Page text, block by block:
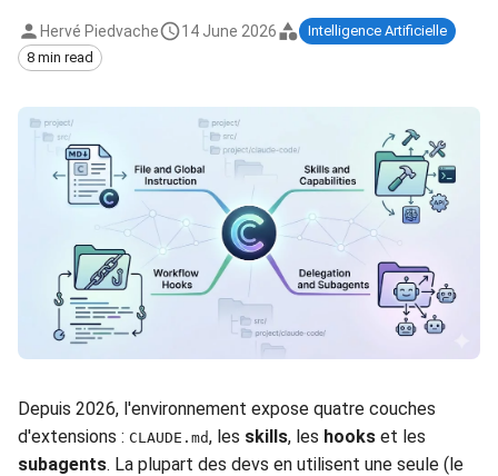
Hervé Piedvache 14 June 2026
Intelligence Artificielle
8 min read
Depuis 2026, l'environnement expose quatre couches
d'extensions : CLAUDE.md, les skills, les hooks et les
subagents. La plupart des devs en utilisent une seule (le